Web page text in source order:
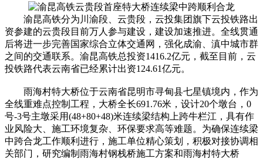
渝昆高铁分为川渝段、云贵段，云投集团旗下云投铁路出
资参建的云贵段目前万人参与建设，建设加速推进。全线贯通
后将进一步完善国家综合立体交通网，强化成渝、滇中城市群
之间的交通联系。渝昆高铁总投资1416.2亿元，截至目前，云
投铁路代表云南省已经累计出资124.61亿元。
雨海村特大桥位于云南省昆明市寻甸县七星镇境内，作为
全线重难点控制工程，大桥全长691.76米，设计20个墩台，0
号-3号主墩采用(48+80+48)米连续梁结构上跨牛栏江，具有作
业风险大、施工环境复杂、环保要求高等难题。为确保连续梁
中跨合龙工作顺利进行，施工单位精心策划，积极对接协调相
关部门，研究编制雨海村钢栈桥施工方案和雨海村特大桥